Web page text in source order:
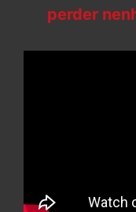
perder